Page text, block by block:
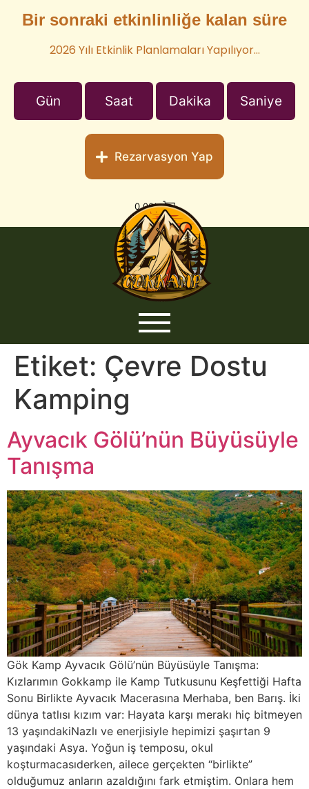
Bir sonraki etkinlinliğe kalan süre
2026 Yılı Etkinlik Planlamaları Yapılıyor…
Gün Saat Dakika Saniye
Rezarvasyon Yap
0,00₺
Etiket: Çevre Dostu
Kamping
Ayvacık Gölü’nün Büyüsüyle
Tanışma
Gök Kamp Ayvacık Gölü’nün Büyüsüyle Tanışma:
Kızlarımın Gokkamp ile Kamp Tutkusunu Keşfettiği Hafta
Sonu Birlikte Ayvacık Macerasına Merhaba, ben Barış. İki
dünya tatlısı kızım var: Hayata karşı merakı hiç bitmeyen
13 yaşındakiNazlı ve enerjisiyle hepimizi şaşırtan 9
yaşındaki Asya. Yoğun iş temposu, okul
koşturmacasıderken, ailece gerçekten “birlikte”
olduğumuz anların azaldığını fark etmiştim. Onlara hem